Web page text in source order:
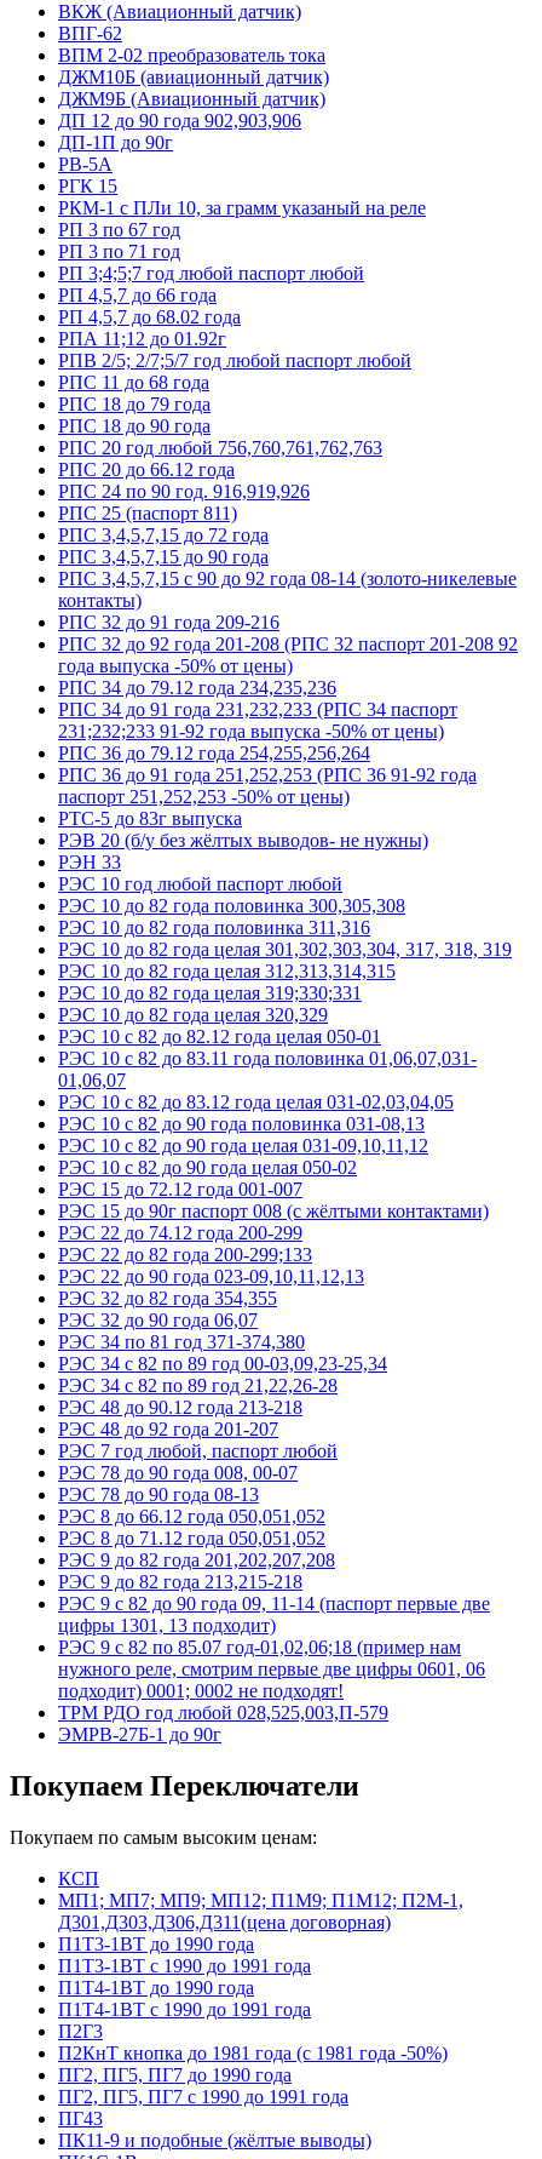
ВКЖ (Авиационный датчик)
ВПГ-62
ВПМ 2-02 преобразователь тока
ДЖМ10Б (авиационный датчик)
ДЖМ9Б (Авиационный датчик)
ДП 12 до 90 года 902,903,906
ДП-1П до 90г
РВ-5А
РГК 15
РКМ-1 с ПЛи 10, за грамм указаный на реле
РП 3 по 67 год
РП 3 по 71 год
РП 3;4;5;7 год любой паспорт любой
РП 4,5,7 до 66 года
РП 4,5,7 до 68.02 года
РПА 11;12 до 01.92г
РПВ 2/5; 2/7;5/7 год любой паспорт любой
РПС 11 до 68 года
РПС 18 до 79 года
РПС 18 до 90 года
РПС 20 год любой 756,760,761,762,763
РПС 20 до 66.12 года
РПС 24 по 90 год. 916,919,926
РПС 25 (паспорт 811)
РПС 3,4,5,7,15 до 72 года
РПС 3,4,5,7,15 до 90 года
РПС 3,4,5,7,15 с 90 до 92 года 08-14 (золото-никелевые
контакты)
РПС 32 до 91 года 209-216
РПС 32 до 92 года 201-208 (РПС 32 паспорт 201-208 92
года выпуска -50% от цены)
РПС 34 до 79.12 года 234,235,236
РПС 34 до 91 года 231,232,233 (РПС 34 паспорт
231;232;233 91-92 года выпуска -50% от цены)
РПС 36 до 79.12 года 254,255,256,264
РПС 36 до 91 года 251,252,253 (РПС 36 91-92 года
паспорт 251,252,253 -50% от цены)
РТС-5 до 83г выпуска
РЭВ 20 (б/у без жёлтых выводов- не нужны)
РЭН 33
РЭС 10 год любой паспорт любой
РЭС 10 до 82 года половинка 300,305,308
РЭС 10 до 82 года половинка 311,316
РЭС 10 до 82 года целая 301,302,303,304, 317, 318, 319
РЭС 10 до 82 года целая 312,313,314,315
РЭС 10 до 82 года целая 319;330;331
РЭС 10 до 82 года целая 320,329
РЭС 10 с 82 до 82.12 года целая 050-01
РЭС 10 с 82 до 83.11 года половинка 01,06,07,031-
01,06,07
РЭС 10 с 82 до 83.12 года целая 031-02,03,04,05
РЭС 10 с 82 до 90 года половинка 031-08,13
РЭС 10 с 82 до 90 года целая 031-09,10,11,12
РЭС 10 с 82 до 90 года целая 050-02
РЭС 15 до 72.12 года 001-007
РЭС 15 до 90г паспорт 008 (с жёлтыми контактами)
РЭС 22 до 74.12 года 200-299
РЭС 22 до 82 года 200-299;133
РЭС 22 до 90 года 023-09,10,11,12,13
РЭС 32 до 82 года 354,355
РЭС 32 до 90 года 06,07
РЭС 34 по 81 год 371-374,380
РЭС 34 с 82 по 89 год 00-03,09,23-25,34
РЭС 34 с 82 по 89 год 21,22,26-28
РЭС 48 до 90.12 года 213-218
РЭС 48 до 92 года 201-207
РЭС 7 год любой, паспорт любой
РЭС 78 до 90 года 008, 00-07
РЭС 78 до 90 года 08-13
РЭС 8 до 66.12 года 050,051,052
РЭС 8 до 71.12 года 050,051,052
РЭС 9 до 82 года 201,202,207,208
РЭС 9 до 82 года 213,215-218
РЭС 9 с 82 до 90 года 09, 11-14 (паспорт первые две
цифры 1301, 13 подходит)
РЭС 9 с 82 по 85.07 год-01,02,06;18 (пример нам
нужного реле, смотрим первые две цифры 0601, 06
подходит) 0001; 0002 не подходят!
ТРМ РДО год любой 028,525,003,П-579
ЭМРВ-27Б-1 до 90г
Покупаем Переключатели
Покупаем по самым высоким ценам:
КСП
МП1; МП7; МП9; МП12; П1М9; П1М12; П2М-1,
Д301,Д303,Д306,Д311(цена договорная)
П1Т3-1ВТ до 1990 года
П1Т3-1ВТ с 1990 до 1991 года
П1Т4-1ВТ до 1990 года
П1Т4-1ВТ с 1990 до 1991 года
П2Г3
П2КнТ кнопка до 1981 года (с 1981 года -50%)
ПГ2, ПГ5, ПГ7 до 1990 года
ПГ2, ПГ5, ПГ7 с 1990 до 1991 года
ПГ43
ПК11-9 и подобные (жёлтые выводы)